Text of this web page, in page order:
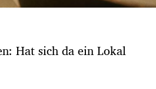
Hat sich da ein Lokal